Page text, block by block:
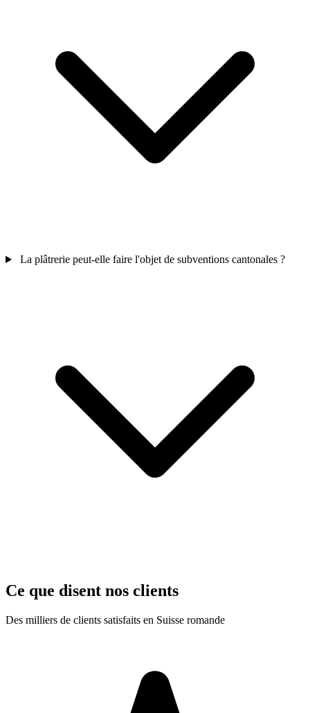
La plâtrerie peut-elle faire l'objet de subventions cantonales ?
Ce que disent nos clients
Des milliers de clients satisfaits en Suisse romande